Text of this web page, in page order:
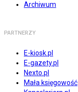
Archiwum
PARTNERZY
E-kiosk.pl
E-gazety.pl
Nexto.pl
Mała księgowość